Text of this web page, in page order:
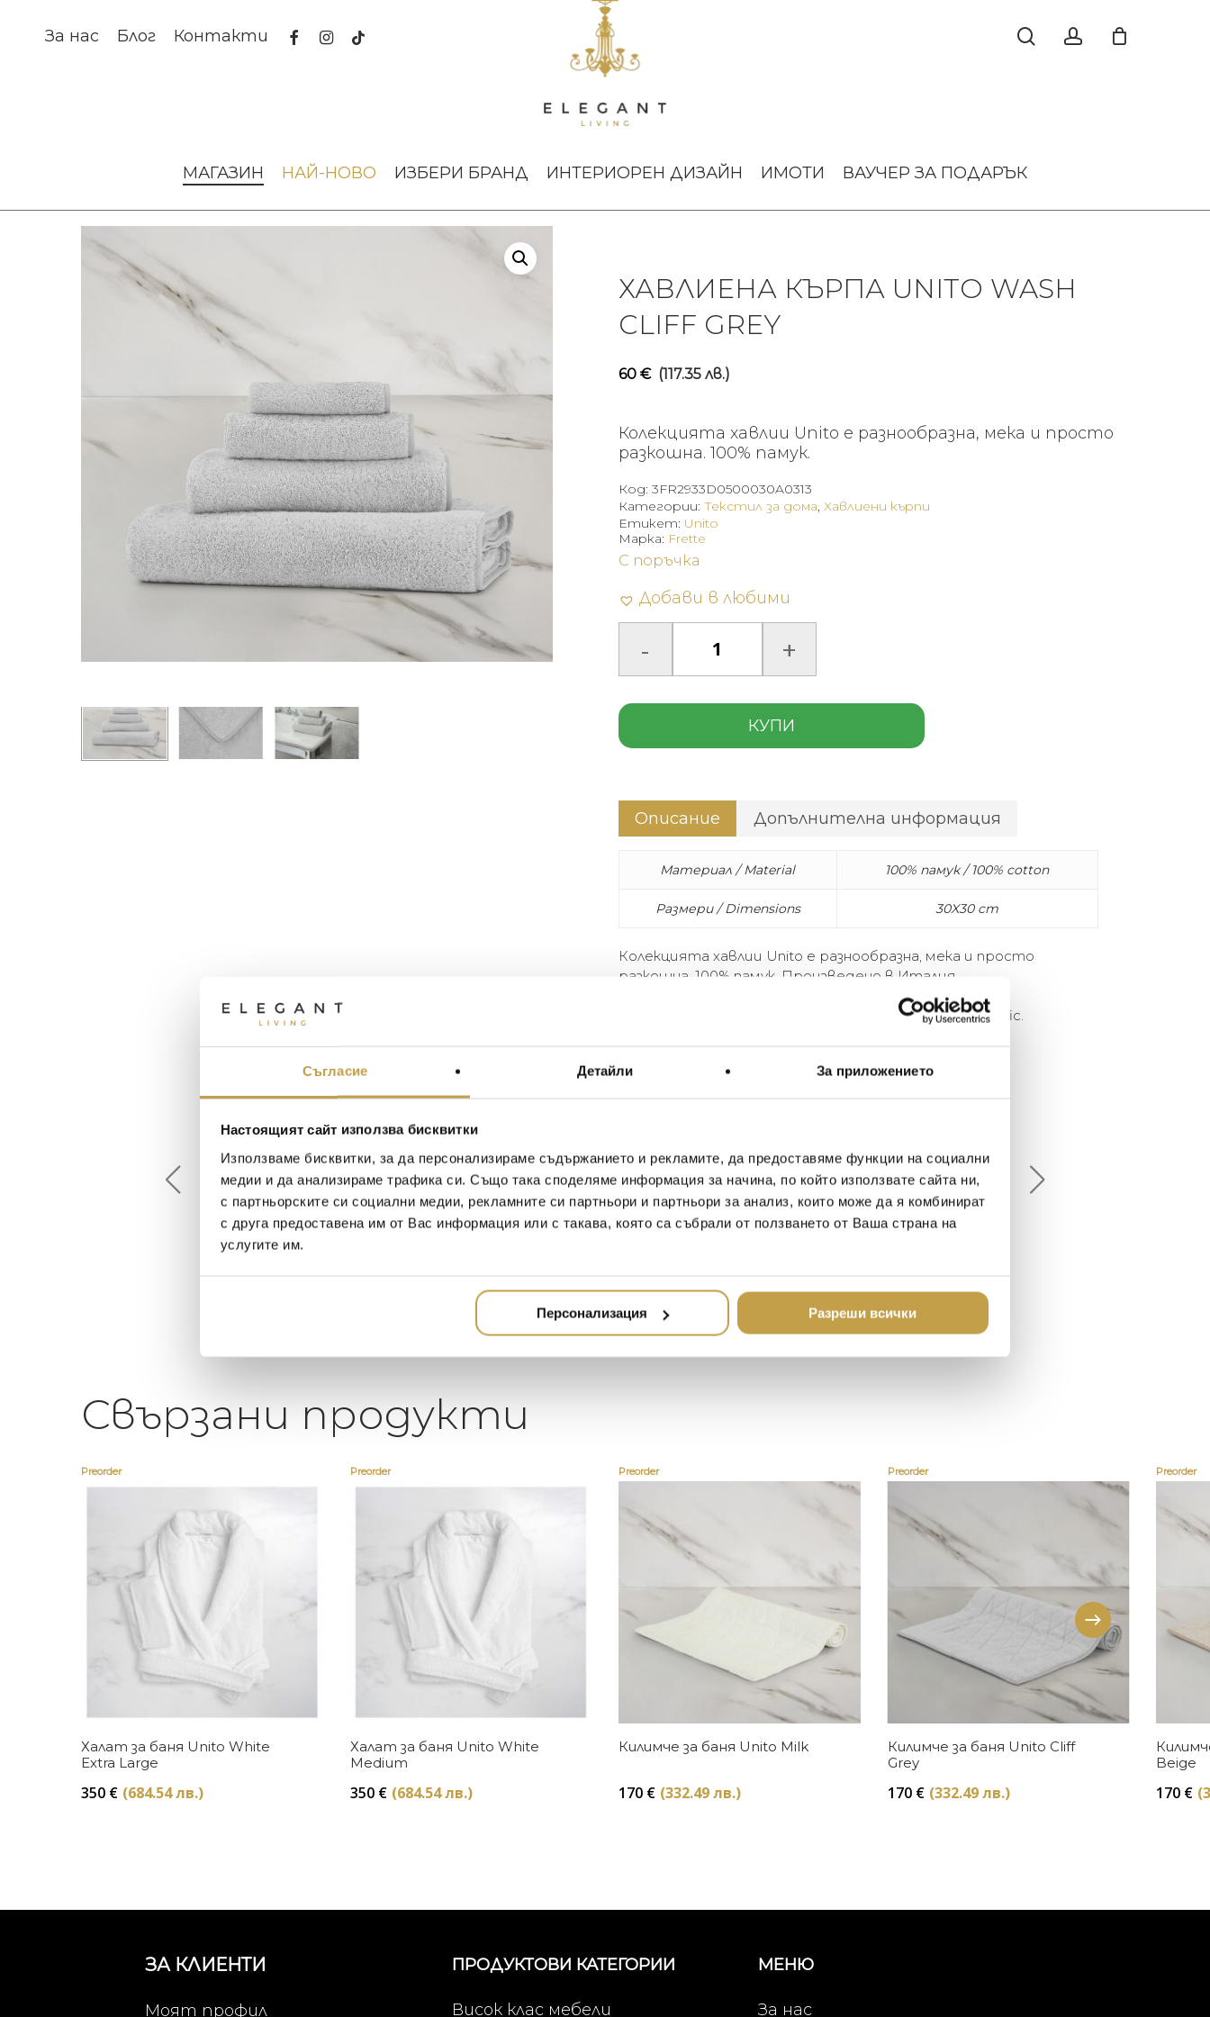
Съгласие Детайли За приложението
Настоящият сайт използва бисквитки
Използваме бисквитки, за да персонализираме съдържанието и рекламите, да предоставяме функции на социални
медии и да анализираме трафика си. Също така споделяме информация за начина, по който използвате сайта ни,
с партньорските си социални медии, рекламните си партньори и партньори за анализ, които може да я комбинират
с друга предоставена им от Вас информация или с такава, която са събрали от ползването от Ваша страна на
услугите им.
Персонализация Разреши всички
За нас Блог Контакти facebookinstagram
tiktok
МАГАЗИН НАЙ-НОВО ИЗБЕРИ БРАНД ИНТЕРИОРЕН ДИЗАЙН ИМОТИ ВАУЧЕР ЗА ПОДАРЪК
ХАВЛИЕНА КЪРПА UNITO WASH
CLIFF GREY
60 € (117.35 лв.)
Колекцията хавлии Unito е разнообразна, мека и просто
разкошна. 100% памук.
Код: 3FR2933D0500030A0313
Категории: Текстил за дома, Хавлиени кърпи
Етикет: Unito
С поръчка
Добави в любими
КУПИ
Марка: Frette
Описание Допълнителна информация
Материал / Material 100% памук / 100% cotton
Размери / Dimensions 30X30 cm
Колекцията хавлии Unito е разнообразна, мека и просто
разкошна. 100% памук. Произведено в Италия.
The Unito bath collection is versatile, plush, and simply terrific.
Много интересни
предложения! Любезен
персонал.
Един магазин за красив и
елегантен дом. В него ще
намерите всичко, което ще
Най-доброто място в града
за домашен декор - уникално и
стилно
Хареса ми
Свързани продукти
Preorder
Купи
Халат за баня Unito White
Extra Large
350 € (684.54 лв.)
Preorder
Купи
Халат за баня Unito White
Medium
350 € (684.54 лв.)
Preorder
Купи
Килимче за баня Unito Milk
170 € (332.49 лв.)
Preorder
Купи
Килимче за баня Unito Cliff
Grey
170 € (332.49 лв.)
Preorder
Beige
170 €
ЗА КЛИЕНТИ
Моят профил
ПРОДУКТОВИ КАТЕГОРИИ
Висок клас мебели
МЕНЮ
За нас